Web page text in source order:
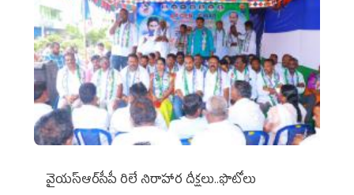
వైయ‌స్ఆర్‌సీపీ రిలే నిరాహార దీక్షలు..ఫొటోలు